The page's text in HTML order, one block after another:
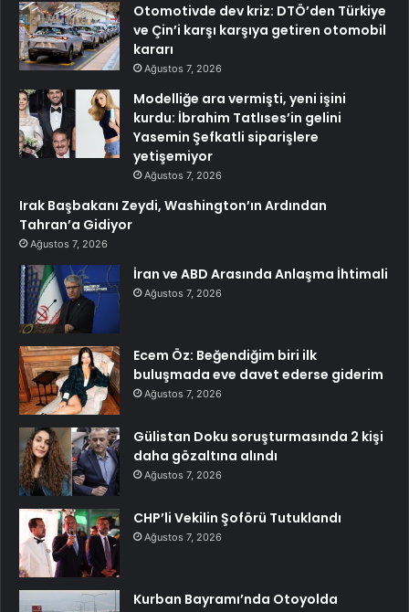
Otomotivde dev kriz: DTÖ’den Türkiye
ve Çin’i karşı karşıya getiren otomobil
kararı
Ağustos 7, 2026
Modelliğe ara vermişti, yeni işini
kurdu: İbrahim Tatlıses’in gelini
Yasemin Şefkatli siparişlere
yetişemiyor
Ağustos 7, 2026
Irak Başbakanı Zeydi, Washington’ın Ardından
Tahran’a Gidiyor
Ağustos 7, 2026
İran ve ABD Arasında Anlaşma İhtimali
Ağustos 7, 2026
Ecem Öz: Beğendiğim biri ilk
buluşmada eve davet ederse giderim
Ağustos 7, 2026
Gülistan Doku soruşturmasında 2 kişi
daha gözaltına alındı
Ağustos 7, 2026
CHP’li Vekilin Şoförü Tutuklandı
Ağustos 7, 2026
Kurban Bayramı’nda Otoyolda